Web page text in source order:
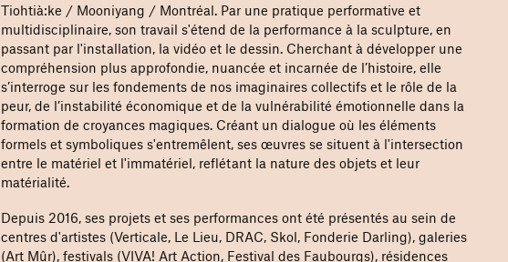
Tiohtià:ke / Mooniyang / Montréal. Par une pratique performative et
multidisciplinaire, son travail s'étend de la performance à la sculpture, en
passant par l'installation, la vidéo et le dessin. Cherchant à développer une
compréhension plus approfondie, nuancée et incarnée de l’histoire, elle
s’interroge sur les fondements de nos imaginaires collectifs et le rôle de la
peur, de l’instabilité économique et de la vulnérabilité émotionnelle dans la
formation de croyances magiques. Créant un dialogue où les éléments
formels et symboliques s'entremêlent, ses œuvres se situent à l'intersection
entre le matériel et l'immatériel, reflétant la nature des objets et leur
matérialité.
Depuis 2016, ses projets et ses performances ont été présentés au sein de
centres d'artistes (Verticale, Le Lieu, DRAC, Skol, Fonderie Darling), galeries
(Art Mûr), festivals (VIVA! Art Action, Festival des Faubourgs), résidences